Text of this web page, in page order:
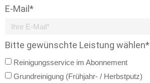
E-Mail*
Bitte gewünschte Leistung wählen*
Reinigungsservice im Abonnement
Grundreinigung (Frühjahr- / Herbstputz)